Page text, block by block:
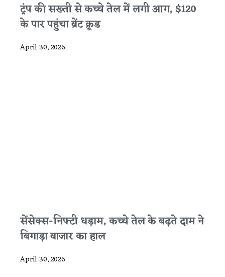
ट्रंप की सख्ती से कच्चे तेल में लगी आग, $120
के पार पहुंचा ब्रेंट क्रूड
April 30, 2026
सेंसेक्स-निफ्टी धड़ाम, कच्चे तेल के बढ़ते दाम ने
बिगाड़ा बाजार का हाल
April 30, 2026